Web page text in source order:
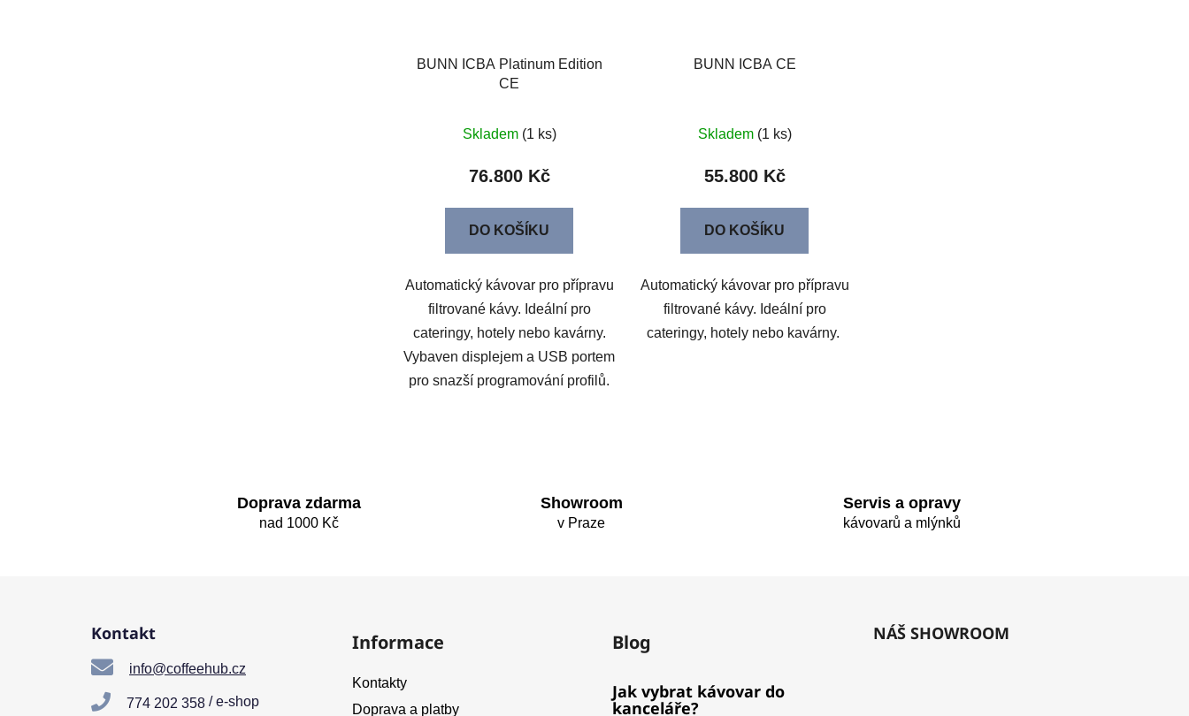
BUNN ICBA Platinum Edition
CE
Skladem (1 ks)
76.800 Kč
DO KOŠÍKU
Automatický kávovar pro přípravu
filtrované kávy. Ideální pro
cateringy, hotely nebo kavárny.
Vybaven displejem a USB portem
pro snazší programování profilů.
BUNN ICBA CE
Skladem (1 ks)
55.800 Kč
DO KOŠÍKU
Automatický kávovar pro přípravu
filtrované kávy. Ideální pro
cateringy, hotely nebo kavárny.
v
Doprava zdarma
nad 1000 Kč
Showroom
v Praze
Servis a opravy
kávovarů a mlýnků
Kontakt
info@coffeehub.cz
774 202 358 / e-shop
Informace
Kontakty
Doprava a platby
Blog
Jak vybrat kávovar do
kanceláře?
NÁŠ SHOWROOM